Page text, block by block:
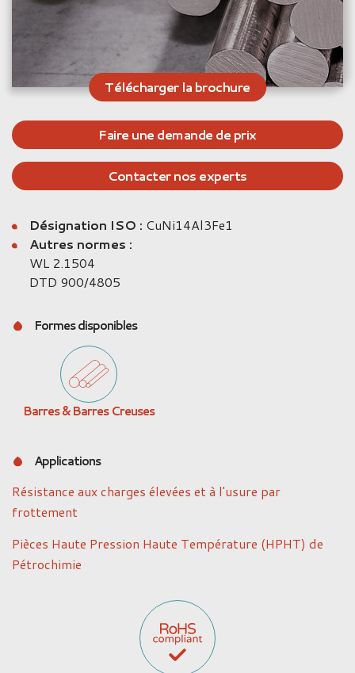
Télécharger la brochure
Faire une demande de prix
Contacter nos experts
Désignation ISO : CuNi14Al3Fe1
Autres normes :
WL 2.1504
DTD 900/4805
Formes disponibles
Barres & Barres Creuses
Applications
Résistance aux charges élevées et à l'usure par
frottement
Pièces Haute Pression Haute Température (HPHT) de
Pétrochimie